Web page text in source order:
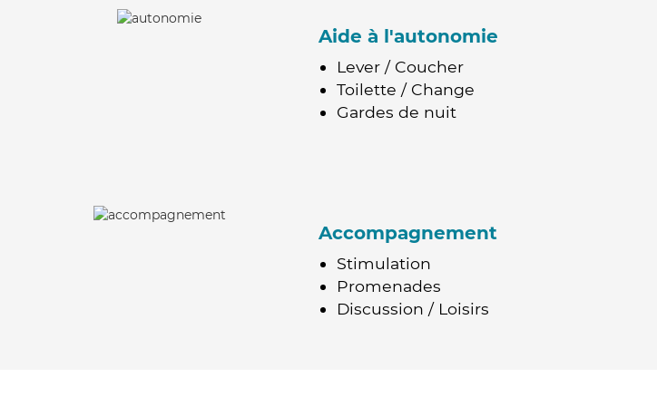
Aide à l'autonomie
Lever / Coucher
Toilette / Change
Gardes de nuit
Accompagnement
Stimulation
Promenades
Discussion / Loisirs